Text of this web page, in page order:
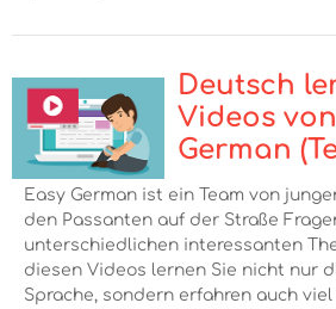
Deutsch
Videos
German
Easy German ist ein Team von
den Passanten auf der Straße
unterschiedlichen interessanten
diesen Videos lernen Sie nicht nur
Sprache, sondern erfahren auch viel